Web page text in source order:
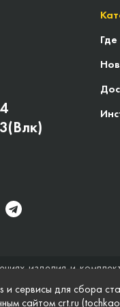
изделия и
и ни при каких
сервисы для сбора
сайтом crt.ru